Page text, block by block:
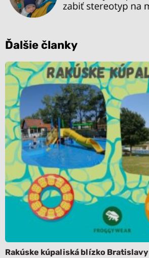
Ďalšie članky
Rakúske kúpaliská blízko Bratislavy